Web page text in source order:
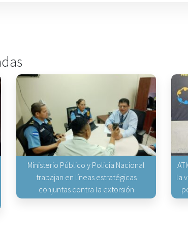
Ministerio Público y Policía Nacional
trabajan en líneas estratégicas
conjuntas contra la extorsión
la